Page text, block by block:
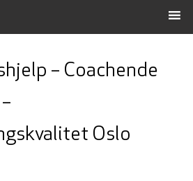
– Coachende
Oslo